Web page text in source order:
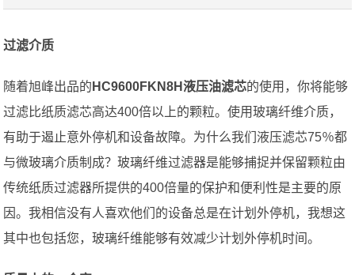
过滤介质
随着旭峰出品的 HC9600FKN8H液压油滤芯的使用，你将能够
过滤比纸质滤芯高达400倍以上的颗粒。使用玻璃纤维介质，
有助于遏止意外停机和设备故障。为什么我们液压滤芯75％都
与微玻璃介质制成？玻璃纤维过滤器是能够捕捉并保留颗粒由
传统纸质过滤器所提供的400倍量的保护和便利性是主要的原
因。我相信没有人喜欢他们的设备总是在计划外停机，我想这
其中也包括您，玻璃纤维能够有效减少计划外停机时间。